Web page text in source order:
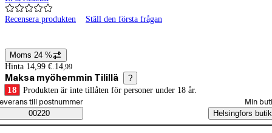
Recensera produkten Ställ den första frågan
Prisinformation
Moms 24 %
Hinta 14,99 €. 14,99
Maksa myöhemmin Tilillä ?
18 Produkten är inte tillåten för personer under 18 år.
Saatavuustiedot
beställningssätt
till postnummer
00220
Min
Helsingfors butik